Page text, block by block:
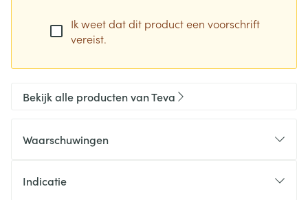
Ik weet dat dit product een voorschrift
vereist.
Bekijk alle producten van Teva
Waarschuwingen
Indicatie